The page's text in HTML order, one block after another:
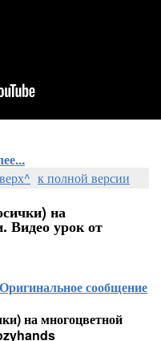
к полной версии
на
Видео урок от
Оригинальное сообщение
на многоцветной